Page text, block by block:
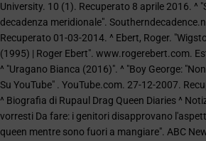
University. 10 (1). Recuperato 8 aprile 2016. ^
decadenza meridionale".
Recuperato 01-03-2014. ^ Ebert, Roger.
(1995) | Roger Ebert". www.rogerebert.com.
^ "Uragano Bianca (2016)". ^ "Boy George:
Su YouTube" . YouTube.com. 27-12-2007.
^ Biografia di Rupaul Drag Queen Diaries ^
vorresti Da fare: i genitori disapprovano
queen mentre sono fuori a mangiare". ABC